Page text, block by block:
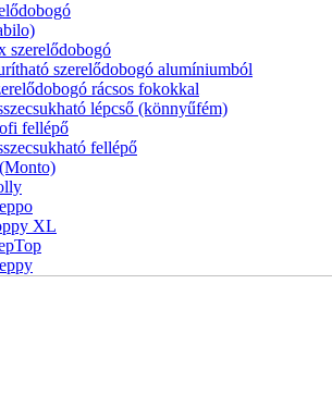
szerelődobogó
szerelődobogó alumíniumból
rácsos fokokkal
lépcső (könnyűfém)
fellépő
fellépő
XL